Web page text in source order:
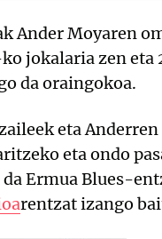
Ander Moyaren
jokalaria zen eta
da oraingokoa.
eta
eta ondo
Ermua Blues-
rentzat izango